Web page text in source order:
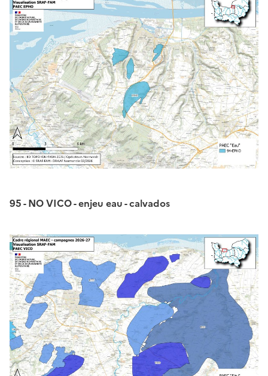
95 - NO VICO - enjeu eau - calvados